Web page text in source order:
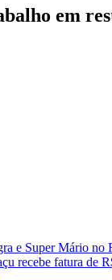
em
e Super Mário no
recebe fatura de